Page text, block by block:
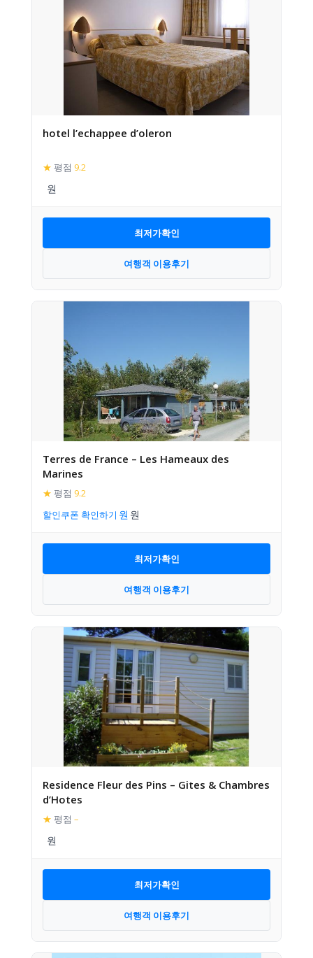
hotel l’echappee d’oleron
★ 평점 9.2
최저가확인
여행객 이용후기
Terres de France – Les Hameaux des
Marines
★ 평점 9.2
할인쿠폰 확인하기
최저가확인
여행객 이용후기
Residence Fleur des Pins – Gites & Chambres
d’Hotes
★ 평점 –
최저가확인
여행객 이용후기